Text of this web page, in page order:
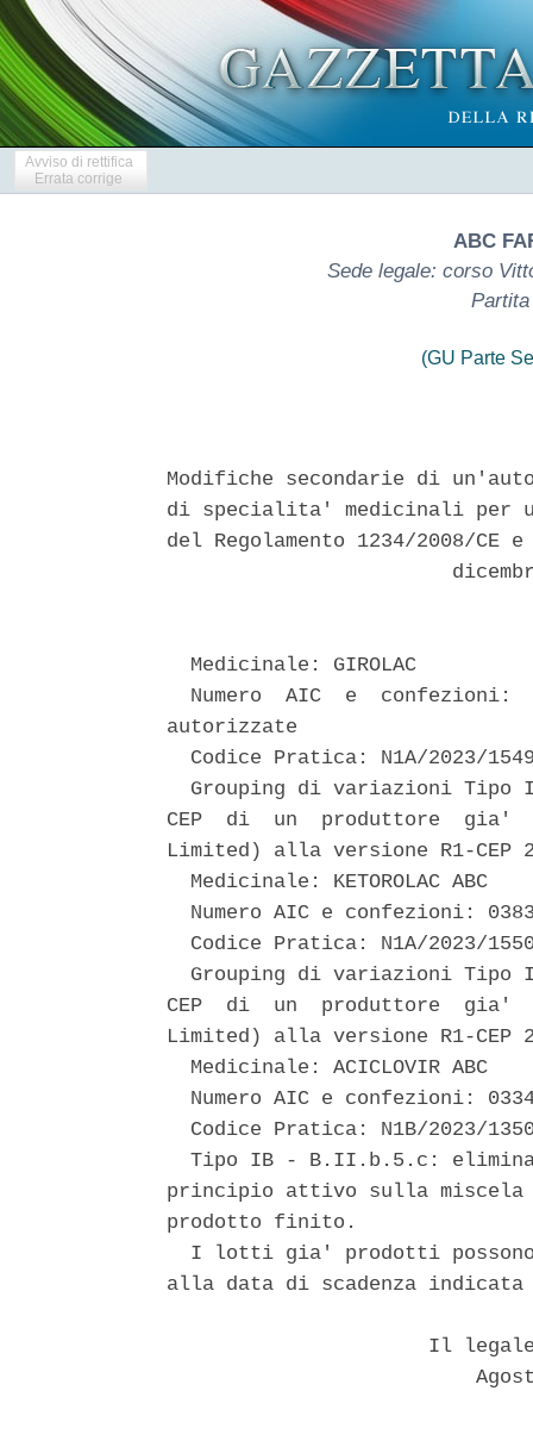
Avviso di rettifica
Errata corrige
ABC
Sede legale: corso
Partita
(GU Parte
Modifiche secondarie di
di specialita' medicinali per
del Regolamento 1234/2008/
  Medicinale: GIROLAC
Numero  AIC  e  confezioni:
autorizzate
Codice Pratica: N1A/2023/
Grouping di variazioni Tipo
CEP  di  un  produttore  gia'
Limited) alla versione R1-CEP
  Medicinale: KETOROLAC ABC
Numero AIC e confezioni:
Codice Pratica: N1A/2023/
Grouping di variazioni Tipo
CEP  di  un  produttore  gia'
Limited) alla versione R1-CEP
  Medicinale: ACICLOVIR ABC
Numero AIC e confezioni:
Codice Pratica: N1B/2023/
Tipo IB - B.II.b.5.c:
principio attivo sulla miscela
prodotto finito.
I lotti gia' prodotti
alla data di scadenza
Il